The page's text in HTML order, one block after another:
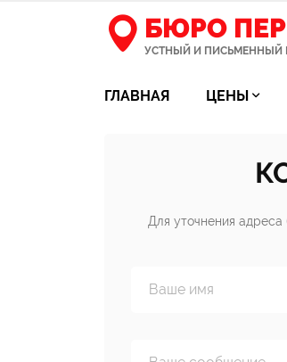
БЮРО
УСТНЫЙ И ПИСЬМЕННЫЙ
ГЛАВНАЯ ЦЕНЫ
Для уточнения